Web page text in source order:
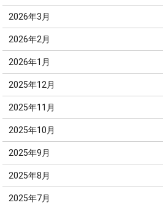
2026年3月
2026年2月
2026年1月
2025年12月
2025年11月
2025年10月
2025年9月
2025年8月
2025年7月